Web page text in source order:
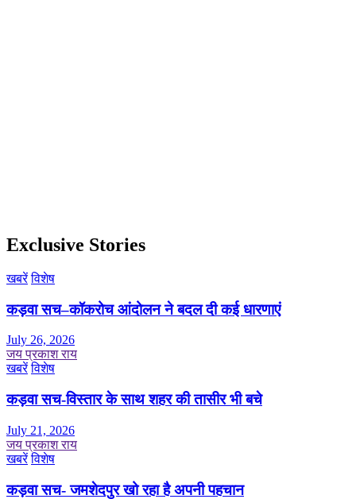
Exclusive Stories
खबरें विशेष
कड़वा सच–कॉकरोच आंदोलन ने बदल दी कई धारणाएं
July 26, 2026
जय प्रकाश राय
खबरें विशेष
कड़वा सच-विस्तार के साथ शहर की तासीर भी बचे
July 21, 2026
जय प्रकाश राय
खबरें विशेष
कड़वा सच- जमशेदपुर खो रहा है अपनी पहचान